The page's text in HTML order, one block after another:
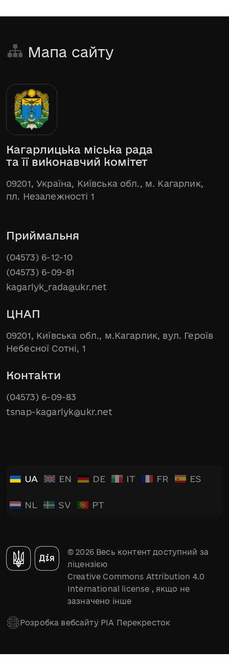
Мапа сайту
Кагарлицька міська рада
та її виконавчий комітет
09201, Україна, Київська обл., м. Кагарлик,
пл. Незалежності 1
Приймальня
(04573) 6-12-10
(04573) 6-09-81
kagarlyk_rada@ukr.net
ЦНАП
09201, Київська обл., м.Кагарлик, вул. Героїв
Небесної Сотні, 1
Контакти
(04573) 6-09-83
tsnap-kagarlyk@ukr.net
UA EN DE IT FR ES
NL SV PT
© 2026 Весь контент доступний за
ліцензією
Creative Commons Attribution 4.0
International license , якщо не
зазначено інше
Розробка вебсайту РІА Перекресток